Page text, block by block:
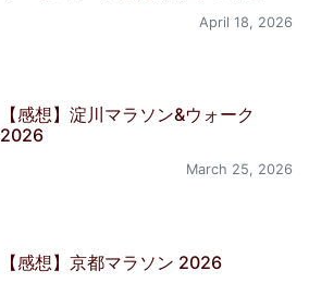
April 18, 2026
【感想】淀川マラソン&ウォーク
2026
March 25, 2026
【感想】京都マラソン 2026